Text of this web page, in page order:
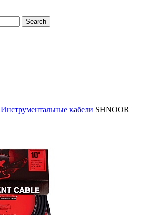
Search
Инструментальные кабели SHNOOR